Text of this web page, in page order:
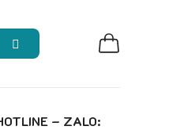
– ZALO: